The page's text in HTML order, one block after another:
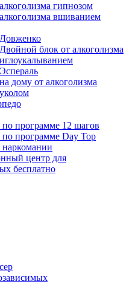
гипнозом
вшиванием
блок от алкоголизма
дому от алкоголизма
по программе 12 шагов
по программе Day Top
наркомании
центр для
бесплатно